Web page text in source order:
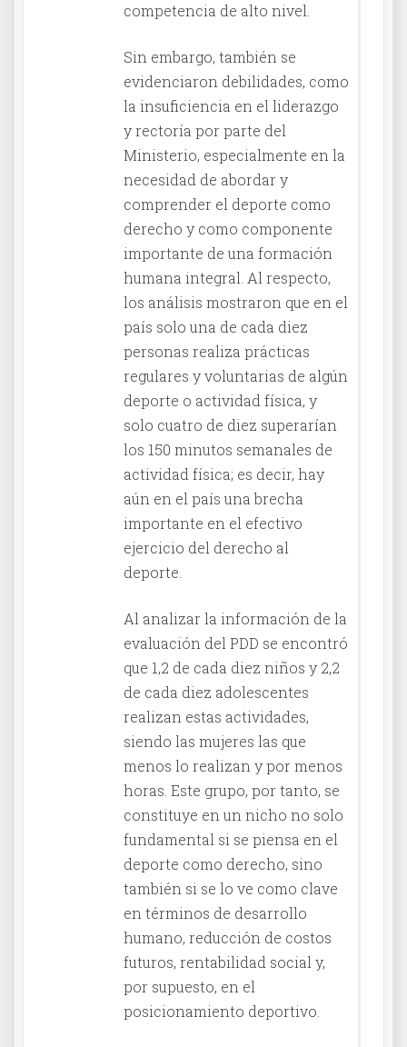
competencia de alto nivel.
Sin embargo, también se
evidenciaron debilidades, como
la insuficiencia en el liderazgo
y rectoría por parte del
Ministerio, especialmente en la
necesidad de abordar y
comprender el deporte como
derecho y como componente
importante de una formación
humana integral. Al respecto,
los análisis mostraron que en el
país solo una de cada diez
personas realiza prácticas
regulares y voluntarias de algún
deporte o actividad física, y
solo cuatro de diez superarían
los 150 minutos semanales de
actividad física; es decir, hay
aún en el país una brecha
importante en el efectivo
ejercicio del derecho al
deporte.
Al analizar la información de la
evaluación del PDD se encontró
que 1,2 de cada diez niños y 2,2
de cada diez adolescentes
realizan estas actividades,
siendo las mujeres las que
menos lo realizan y por menos
horas. Este grupo, por tanto, se
constituye en un nicho no solo
fundamental si se piensa en el
deporte como derecho, sino
también si se lo ve como clave
en términos de desarrollo
humano, reducción de costos
futuros, rentabilidad social y,
por supuesto, en el
posicionamiento deportivo.